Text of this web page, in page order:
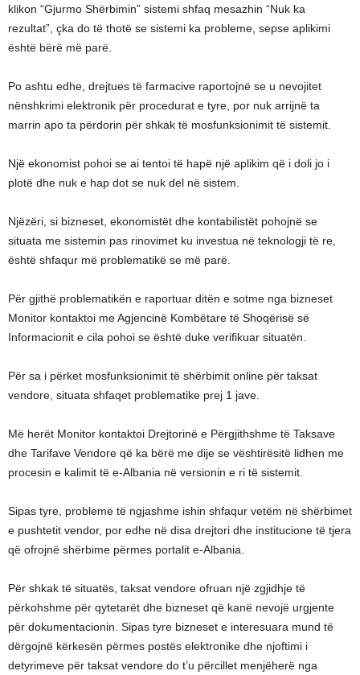
klikon “Gjurmo Shërbimin” sistemi shfaq mesazhin “Nuk ka
rezultat”, çka do të thotë se sistemi ka probleme, sepse aplikimi
është bërë më parë.
Po ashtu edhe, drejtues të farmacive raportojnë se u nevojitet
nënshkrimi elektronik për procedurat e tyre, por nuk arrijnë ta
marrin apo ta përdorin për shkak të mosfunksionimit të sistemit.
Një ekonomist pohoi se ai tentoi të hapë një aplikim që i doli jo i
plotë dhe nuk e hap dot se nuk del në sistem.
Njëzëri, si bizneset, ekonomistët dhe kontabilistët pohojnë se
situata me sistemin pas rinovimet ku investua në teknologji të re,
është shfaqur më problematikë se më parë.
Për gjithë problematikën e raportuar ditën e sotme nga bizneset
Monitor kontaktoi me Agjencinë Kombëtare të Shoqërisë së
Informacionit e cila pohoi se është duke verifikuar situatën.
Për sa i përket mosfunksionimit të shërbimit online për taksat
vendore, situata shfaqet problematike prej 1 jave.
Më herët Monitor kontaktoi Drejtorinë e Përgjithshme të Taksave
dhe Tarifave Vendore që ka bërë me dije se vështirësitë lidhen me
procesin e kalimit të e-Albania në versionin e ri të sistemit.
Sipas tyre, probleme të ngjashme ishin shfaqur vetëm në shërbimet
e pushtetit vendor, por edhe në disa drejtori dhe institucione të tjera
që ofrojnë shërbime përmes portalit e-Albania.
Për shkak të situatës, taksat vendore ofruan një zgjidhje të
përkohshme për qytetarët dhe bizneset që kanë nevojë urgjente
për dokumentacionin. Sipas tyre bizneset e interesuara mund të
dërgojnë kërkesën përmes postës elektronike dhe njoftimi i
detyrimeve për taksat vendore do t’u përcillet menjëherë nga